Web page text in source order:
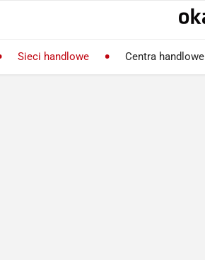
Sieci handlowe Centra handlowe